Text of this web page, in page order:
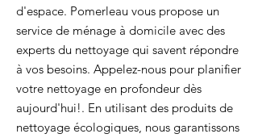
d'espace. Pomerleau vous propose un
service de ménage à domicile avec des
experts du nettoyage qui savent répondre
à vos besoins. Appelez-nous pour planifier
votre nettoyage en profondeur dès
aujourd'hui!. En utilisant des produits de
nettoyage écologiques, nous garantissons